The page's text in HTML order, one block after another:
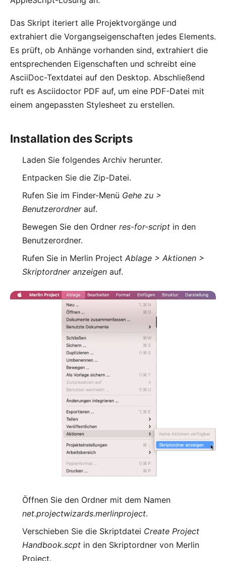
Das Skript iteriert alle Projektvorgänge und
extrahiert die Vorgangseigenschaften jedes Elements.
Es prüft, ob Anhänge vorhanden sind, extrahiert die
entsprechenden Eigenschaften und schreibt eine
AsciiDoc-Textdatei auf den Desktop. Abschließend
ruft es Asciidoctor PDF auf, um eine PDF-Datei mit
einem angepassten Stylesheet zu erstellen.
Installation des Scripts
Laden Sie folgendes Archiv herunter.
Entpacken Sie die Zip-Datei.
Rufen Sie im Finder-Menü Gehe zu >
Benutzerordnerauf.
Bewegen Sie den Ordner res-for-script in den
Benutzerordner.
Rufen Sie in Merlin Project Ablage > Aktionen >
Skriptordner anzeigen auf.
Öffnen Sie den Ordner mit dem Namen
net.projectwizards.merlinproject.
Verschieben Sie die Skriptdatei Create Project
Handbook.scpt in den Skriptordner von Merlin
Project.